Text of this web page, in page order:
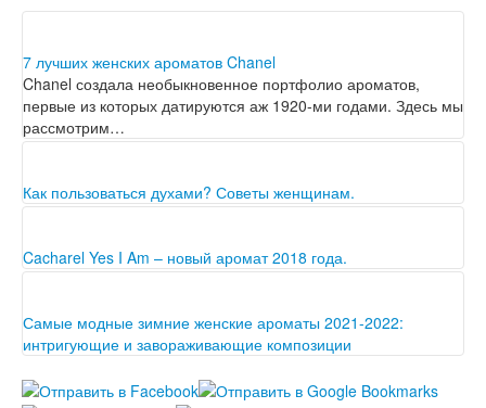
7 лучших женских ароматов Chanel
Chanel создала необыкновенное портфолио ароматов,
первые из которых датируются аж 1920-ми годами. Здесь мы
рассмотрим…
Как пользоваться духами? Советы женщинам.
Каждая женщина хочет, чтобы от нее благоухало хорошими
Cacharel Yes I Am – новый аромат 2018 года.
Yes I Am, самый новый аромат от Cacharel - это ода к
Самые модные зимние женские ароматы 2021-2022:
интригующие и завораживающие композиции
праздники чудес приходятся на это время года.…